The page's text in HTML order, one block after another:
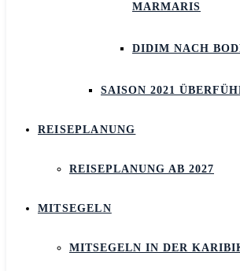
MARMARIS
DIDIM NACH
SAISON 2021
REISEPLANUNG
REISEPLANUNG AB 2027
MITSEGELN
MITSEGELN IN DER